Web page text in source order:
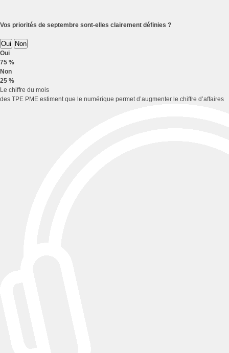
Vos priorités de septembre sont-elles clairement définies ?
Oui Non
Oui
75 %
Non
25 %
Le chiffre du mois
des TPE PME estiment que le numérique permet d’augmenter le chiffre d’affaires